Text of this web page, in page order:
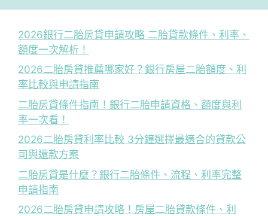
2026銀行二胎房貸申請攻略 二胎貸款條件、利率、
額度一次解析！
2026二胎房貸推薦哪家好？銀行房屋二胎額度、利
率比較與申請指南
二胎房貸條件指南！銀行二胎申請資格、額度與利
率一次看！
2026二胎房貸利率比較 3分鐘選擇最適合的貸款公
司與還款方案
二胎房貸是什麼？銀行二胎條件、流程、利率完整
申請指南
2026二胎房貸申請攻略！房屋二胎貸款條件、利